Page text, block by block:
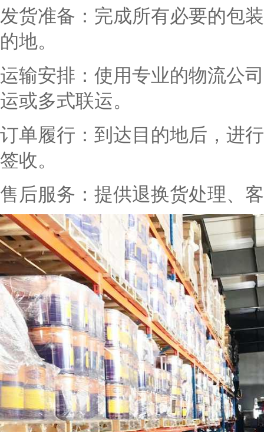
发货准备：完成所有必要的包
的地。
运输安排：使用专业的物流公
运或多式联运。
订单履行：到达目的地后，进
签收。
售后服务：提供退换货处理、